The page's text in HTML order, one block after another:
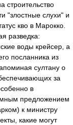
строительство
"злостные слухи" и
кво в Марокко.
разведка:
воды крейсер, а
посланника из
султану о
за
в
предложением
к министру
какие могут